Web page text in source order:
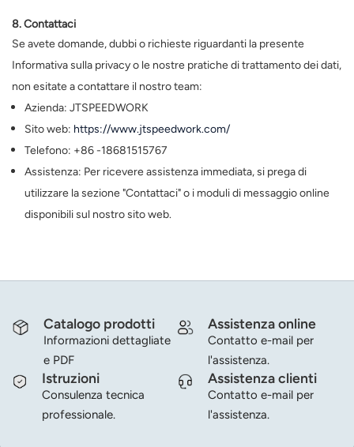
8. Contattaci
Se avete domande, dubbi o richieste riguardanti la presente
Informativa sulla privacy o le nostre pratiche di trattamento dei dati,
non esitate a contattare il nostro team:
Azienda: JTSPEEDWORK
Sito web: https://www.jtspeedwork.com/
Telefono: +86 -18681515767
Assistenza: Per ricevere assistenza immediata, si prega di
utilizzare la sezione "Contattaci" o i moduli di messaggio online
disponibili sul nostro sito web.
Catalogo prodotti
Informazioni dettagliate
e PDF
Assistenza online
Contatto e-mail per
l'assistenza.
Istruzioni
Consulenza tecnica
professionale.
Assistenza clienti
Contatto e-mail per
l'assistenza.